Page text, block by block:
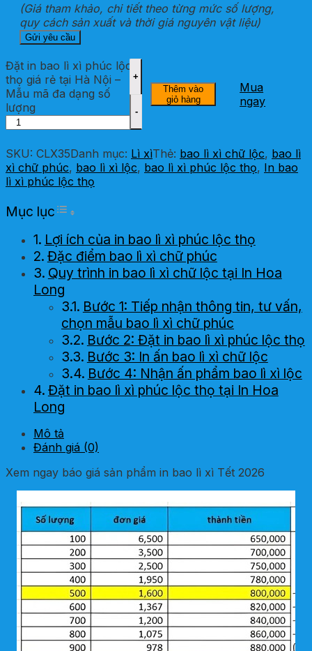
(Giá tham khảo, chi tiết theo từng mức số lượng,
quy cách sản xuất và thời giá nguyên vật liệu)
Đặt in bao lì xì phúc lộc
thọ giá rẻ tại Hà Nội –
Mẫu mã đa dạng số
lượng
Thêm vào
giỏ hàng
Mua
ngay
SKU: CLX35Danh mục: Lì xìThẻ: bao lì xì chữ lộc, bao lì
xì chữ phúc, bao lì xì lộc, bao lì xì phúc lộc thọ, In bao
lì xì phúc lộc thọ
Mục lục Toggle Table of Content
Lợi ích của in bao lì xì phúc lộc thọ
Đặc điểm bao lì xì chữ phúc
Quy trình in bao lì xì chữ lộc tại In Hoa
Long
Bước 1: Tiếp nhận thông tin, tư vấn,
chọn mẫu bao lì xì chữ phúc
Bước 2: Đặt in bao lì xì phúc lộc thọ
Bước 3: In ấn bao lì xì chữ lộc
Bước 4: Nhận ấn phẩm bao lì xì lộc
Đặt in bao lì xì phúc lộc thọ tại In Hoa
Long
Mô tả
Đánh giá (0)
Xem ngay báo giá sản phẩm in bao lì xì Tết 2026